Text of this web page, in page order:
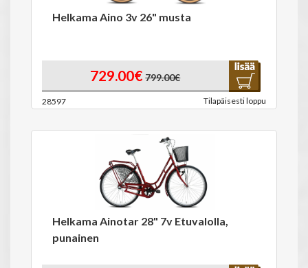
Helkama Aino 3v 26" musta
729.00€ 799.00€
28597 Tilapäisesti loppu
Helkama Ainotar 28" 7v Etuvalolla,
punainen